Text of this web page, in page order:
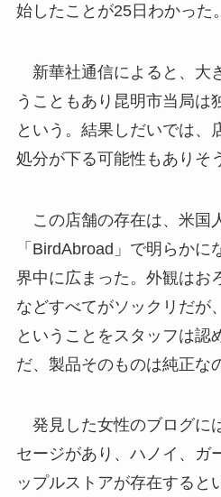
始したことが25日わかった。
新華社通信によると、大
うこともあり昆明市当局は
という。結果しだいでは、
処分が下る可能性もありそ
この店舗の存在は、米国
「BirdAbroad」で明らか
界中に広まった。外観はお
などすべてがソックリだが
ということをスタッフは認
だ、製品そのものは純正な
発見した女性のブログに
セージがあり、ハノイ、ガ
ップルストアが存在すると